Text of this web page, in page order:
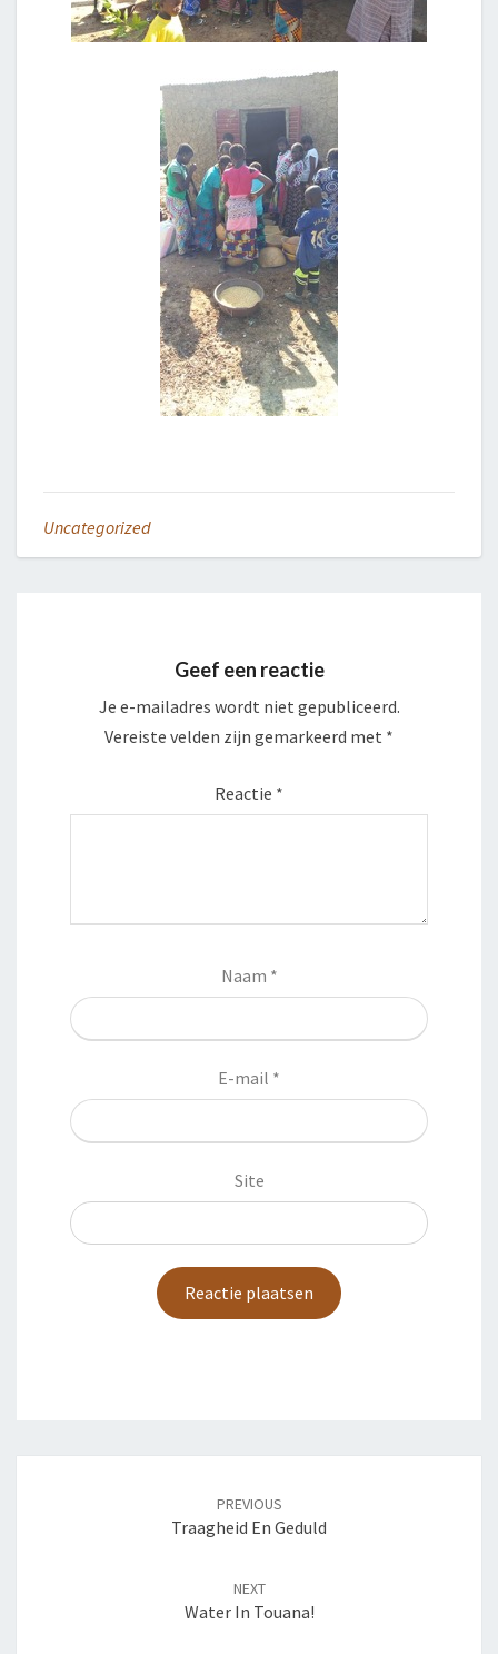
Uncategorized
Geef een reactie
Je e-mailadres wordt niet gepubliceerd.
Vereiste velden zijn gemarkeerd met *
Reactie *
Naam *
E-mail *
Site
PREVIOUS
Traagheid En Geduld
NEXT
Water In Touana!